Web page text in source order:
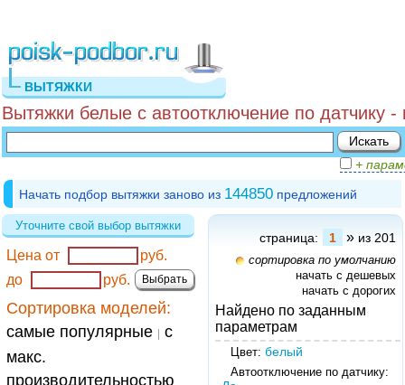
ВЫТЯЖКИ
Вытяжки белые с автоотключение по датчику -
+
Начать подбор вытяжки заново из 144850 предложений
Уточните свой выбор вытяжки
Цена от
руб.
до
руб.
Сортировка моделей:
самые популярные
с
макс.
производительностью
страница: 1 » из 201
сортировка по умолчанию
начать с дешевых
начать с дорогих
Найдено по заданным
параметрам
Цвет: белый
Автоотключение по датчику: